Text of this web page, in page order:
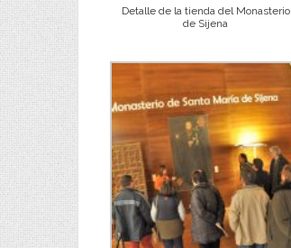
Detalle de la tienda del Monasterio
de Sijena